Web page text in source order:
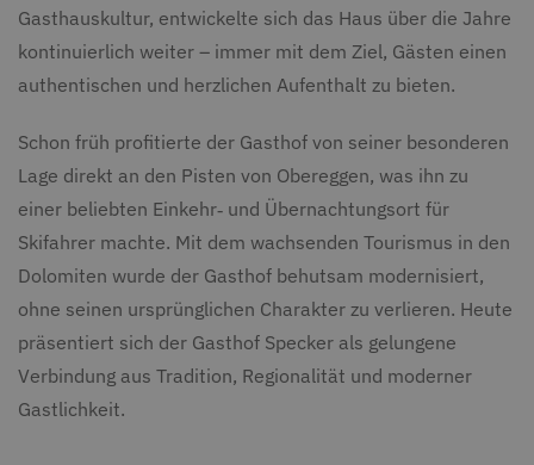
Gasthauskultur, entwickelte sich das Haus über die Jahre
kontinuierlich weiter – immer mit dem Ziel, Gästen einen
authentischen und herzlichen Aufenthalt zu bieten.
Schon früh profitierte der Gasthof von seiner besonderen
Lage direkt an den Pisten von Obereggen, was ihn zu
einer beliebten Einkehr‑ und Übernachtungsort für
Skifahrer machte. Mit dem wachsenden Tourismus in den
Dolomiten wurde der Gasthof behutsam modernisiert,
ohne seinen ursprünglichen Charakter zu verlieren. Heute
präsentiert sich der Gasthof Specker als gelungene
Verbindung aus Tradition, Regionalität und moderner
Gastlichkeit.